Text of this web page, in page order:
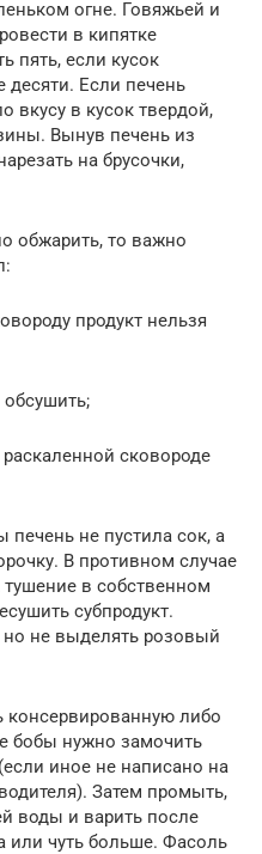
огне. Говяжьей и
в кипятке
пять, если кусок
десяти. Если печень
вкусу в кусок твердой,
Вынув печень из
на брусочки,
обжарить, то важно
продукт нельзя
обсушить;
сковороде
печень не пустила сок, а
В противном случае
в собственном
субпродукт.
не выделять розовый
либо
бобы нужно замочить
иное не написано на
Затем промыть,
воды и варить после
или чуть больше. Фасоль